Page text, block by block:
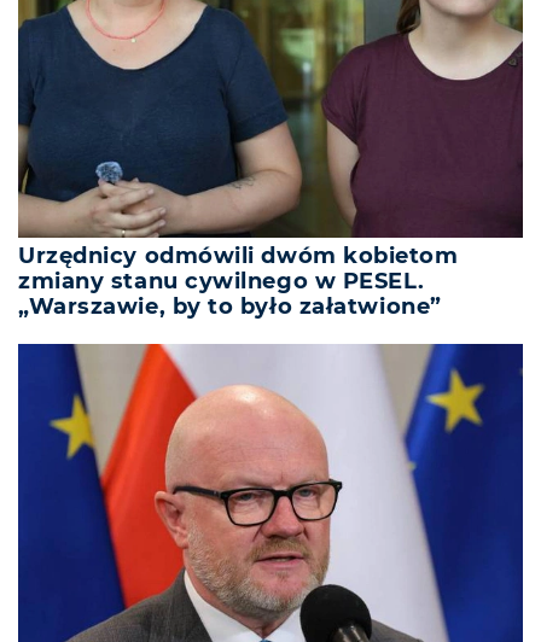
Urzędnicy odmówili dwóm kobietom
zmiany stanu cywilnego w PESEL.
„Warszawie, by to było załatwione”